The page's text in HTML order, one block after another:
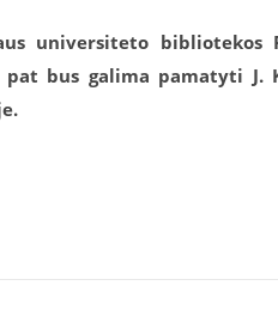
universiteto bibliotekos
bus galima pamatyti J.